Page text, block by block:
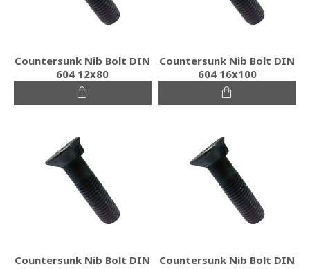
Countersunk Nib Bolt DIN
604 12x80
Countersunk Nib Bolt DIN
604 16x100
Countersunk Nib Bolt DIN
Countersunk Nib Bolt DIN